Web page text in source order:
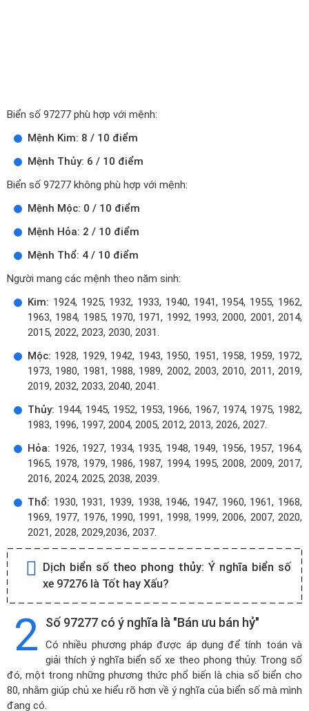
Biển số 97277 phù hợp với mệnh:
Mệnh Kim: 8 / 10 điểm
Mệnh Thủy: 6 / 10 điểm
Biển số 97277 không phù hợp với mệnh:
Mệnh Mộc: 0 / 10 điểm
Mệnh Hỏa: 2 / 10 điểm
Mệnh Thổ: 4 / 10 điểm
Người mang các mệnh theo năm sinh:
Kim: 1924, 1925, 1932, 1933, 1940, 1941, 1954, 1955, 1962,
1963, 1984, 1985, 1970, 1971, 1992, 1993, 2000, 2001, 2014,
2015, 2022, 2023, 2030, 2031.
Mộc: 1928, 1929, 1942, 1943, 1950, 1951, 1958, 1959, 1972,
1973, 1980, 1981, 1988, 1989, 2002, 2003, 2010, 2011, 2019,
2019, 2032, 2033, 2040, 2041.
Thủy: 1944, 1945, 1952, 1953, 1966, 1967, 1974, 1975, 1982,
1983, 1996, 1997, 2004, 2005, 2012, 2013, 2026, 2027.
Hỏa: 1926, 1927, 1934, 1935, 1948, 1949, 1956, 1957, 1964,
1965, 1978, 1979, 1986, 1987, 1994, 1995, 2008, 2009, 2017,
2016, 2024, 2025, 2038, 2039.
Thổ: 1930, 1931, 1939, 1938, 1946, 1947, 1960, 1961, 1968,
1969, 1977, 1976, 1990, 1991, 1998, 1999, 2006, 2007, 2020,
2021, 2028, 2029,2036, 2037.
Dịch biển số theo phong thủy: Ý nghĩa biển số
xe 97276 là Tốt hay Xấu?
2 Số 97277 có ý nghĩa là "Bán ưu bán hỷ"
Có nhiều phương pháp được áp dụng để tính toán và
giải thích ý nghĩa biển số xe theo phong thủy. Trong số
đó, một trong những phương thức phổ biến là chia số biển cho
80, nhằm giúp chủ xe hiểu rõ hơn về ý nghĩa của biển số mà mình
đang có.